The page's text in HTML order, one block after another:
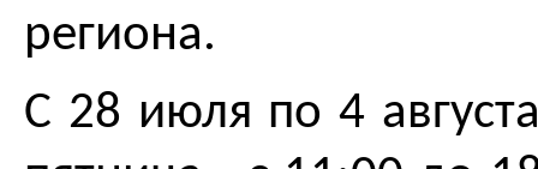
региона.
С 28 июля по 4